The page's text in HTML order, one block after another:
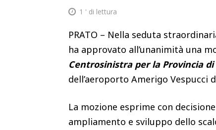
1 ' di lettura
PRATO – Nella seduta
ha approvato all’unanimità una
Centrosinistra per la Provincia
dell’aeroporto Amerigo Vespucci
La mozione esprime con
ampliamento e sviluppo dello